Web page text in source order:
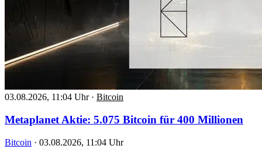
03.08.2026, 11:04 Uhr · Bitcoin
Metaplanet Aktie: 5.075 Bitcoin für 400 Millionen
Bitcoin · 03.08.2026, 11:04 Uhr